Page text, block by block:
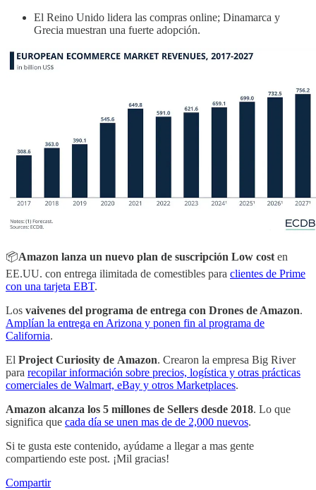
El Reino Unido lidera las compras online; Dinamarca y
Grecia muestran una fuerte adopción.
📦Amazon lanza un nuevo plan de suscripción Low costen
EE.UU. con entrega ilimitada de comestibles para clientes de Prime
con una tarjeta EBT.
Los vaivenes del programa de entrega con Drones de Amazon.
Amplían la entrega en Arizona y ponen fin al programa de
California.
El Project Curiosity de Amazon. Crearon la empresa Big River
para recopilar información sobre precios, logística y otras prácticas
comerciales de Walmart, eBay y otros Marketplaces.
Amazon alcanza los 5 millones de Sellers desde 2018. Lo que
significa que cada día se unen mas de de 2,000 nuevos.
Si te gusta este contenido, ayúdame a llegar a mas gente
compartiendo este post. ¡Mil gracias!
Compartir